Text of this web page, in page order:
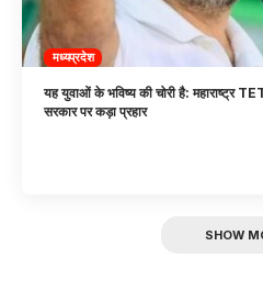
मध्यप्रदेश
यह युवाओं के भविष्य की चोरी है: महाराष्ट्र
सरकार पर कड़ा प्रहार
SHOW